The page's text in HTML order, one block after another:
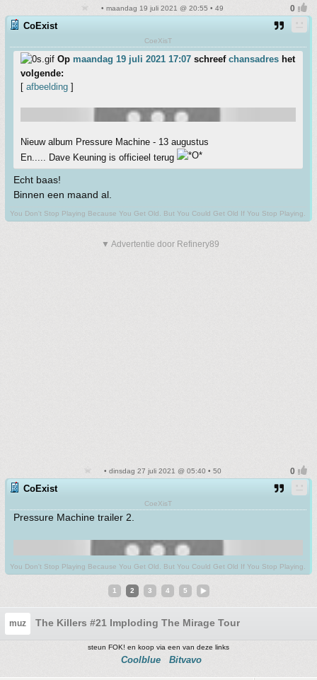
• maandag 19 juli 2021 @ 20:55 • 49
CoExist
CoeXisT
Op maandag 19 juli 2021 17:07 schreef chansadres het
volgende:
[ afbeelding ]
Nieuw album Pressure Machine - 13 augustus
En..... Dave Keuning is officieel terug
Echt baas!
Binnen een maand al.
You Don't Stop Playing Because You Get Old. But You Could Get Old If You Stop Playing.
▼ Advertentie door Refinery89
• dinsdag 27 juli 2021 @ 05:40 • 50
CoExist
CoeXisT
Pressure Machine trailer 2.
You Don't Stop Playing Because You Get Old. But You Could Get Old If You Stop Playing.
1 2 3 4 5
muz The Killers #21 Imploding The Mirage Tour
steun FOK! en koop via een van deze links
Coolblue Bitvavo